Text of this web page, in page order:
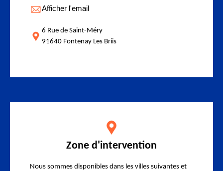
Afficher l'email
6 Rue de Saint-Méry
91640 Fontenay Les Briis
Zone d'intervention
Nous sommes disponibles dans les villes suivantes et